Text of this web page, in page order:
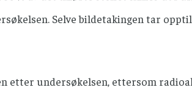
Selve bildetakingen tar
etter undersøkelsen, ettersom